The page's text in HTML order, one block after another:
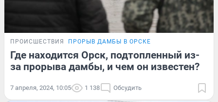
ПРОИСШЕСТВИЯ ПРОРЫВ ДАМБЫ В ОРСКЕ
Где находится Орск, подтопленный из-
за прорыва дамбы, и чем он известен?
7 апреля, 2024, 10:05 1 138 Обсудить